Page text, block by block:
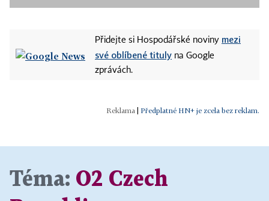
Přidejte si Hospodářské noviny mezi
své oblíbené tituly na Google
zprávách.
Předplatné HN+ je zcela bez reklam.
Téma: O2 Czech